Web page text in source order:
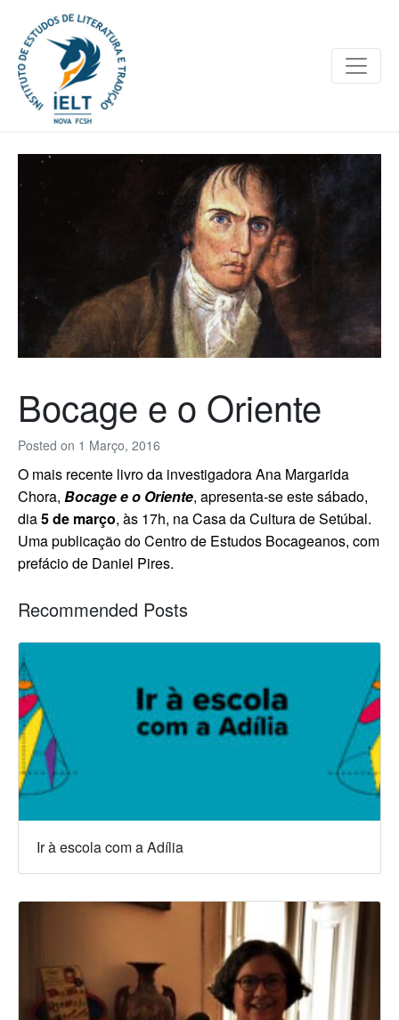
Posted on 1 Março, 2016
Bocage e o Oriente
O mais recente livro da investigadora Ana Margarida
Chora, Bocage e o Oriente, apresenta-se este sábado,
dia5 de março, às 17h, na Casa da Cultura de Setúbal.
Uma publicação do Centro de Estudos Bocageanos, com
prefácio de Daniel Pires.
Recommended Posts
Ir à escola com a Adília